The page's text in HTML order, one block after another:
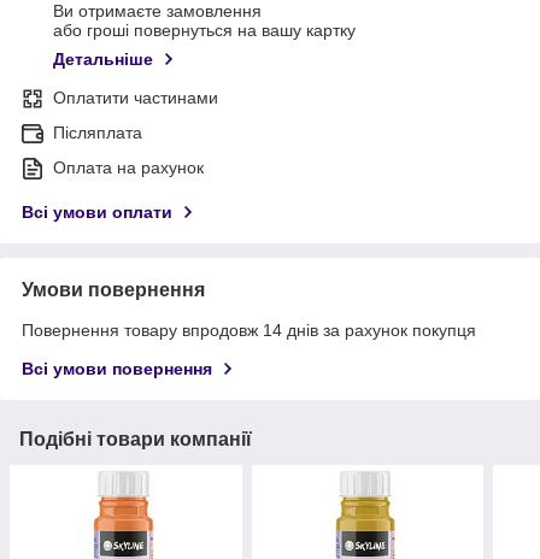
Ви отримаєте замовлення
або гроші повернуться на вашу картку
Детальніше
Оплатити частинами
Післяплата
Оплата на рахунок
Всі умови оплати
Умови повернення
Повернення товару впродовж 14 днів за рахунок покупця
Всі умови повернення
Подібні товари компанії